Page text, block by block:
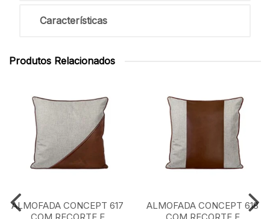
Características
Produtos Relacionados
ALMOFADA CONCEPT 617
ALMOFADA CONCEPT 618